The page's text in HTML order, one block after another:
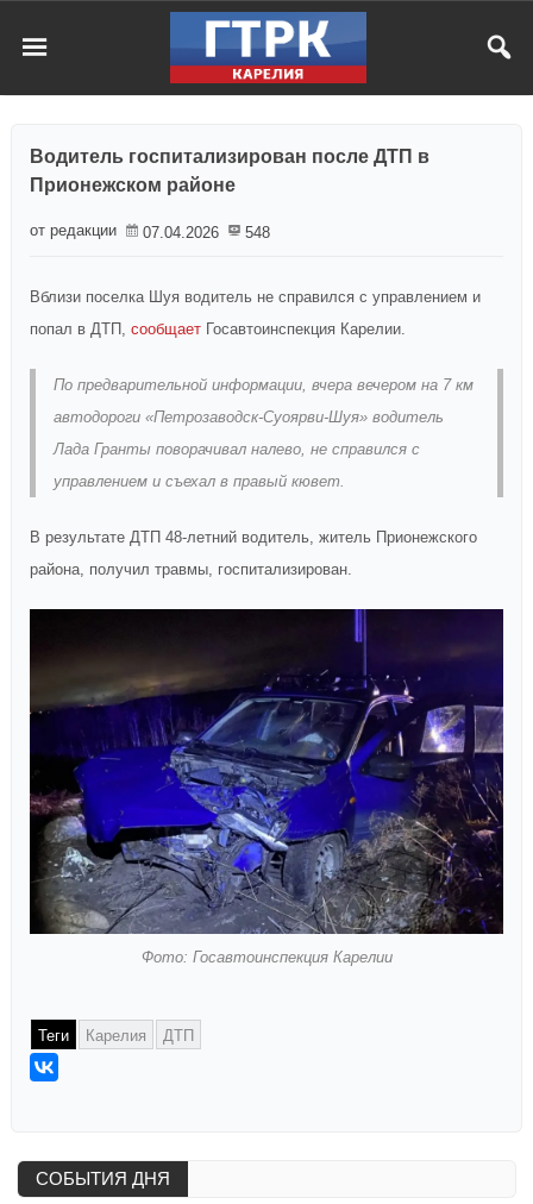
Водитель госпитализирован после ДТП в
Прионежском районе
от редакции 07.04.2026 548
Вблизи поселка Шуя водитель не справился с управлением и
попал в ДТП, сообщает Госавтоинспекция Карелии.
По предварительной информации, вчера вечером на 7 км
автодороги «Петрозаводск-Суоярви-Шуя» водитель
Лада Гранты поворачивал налево, не справился с
управлением и съехал в правый кювет.
В результате ДТП 48-летний водитель, житель Прионежского
района, получил травмы, госпитализирован.
Фото: Госавтоинспекция Карелии
Теги Карелия ДТП
СОБЫТИЯ ДНЯ